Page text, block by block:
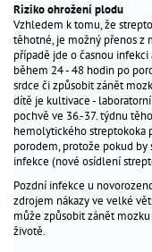
těhotenství
těhotenská
cukrovka
léky
v
těhotenství
jóga
v
těhotenství
život
před
Riziko ohrožení plodu
Vzhledem k tomu, že
těhotné, je možný přenos z
případě jde o časnou
během 24 - 48 hodin po
srdce či způsobit zánět
dítě je kultivace -
pochvě ve 36.-37. týdnu
hemolytického streptokoka
porodem, protože pokud
infekce (nové osídlení
Pozdní infekce u
zdrojem nákazy ve velké
může způsobit zánět
životě.